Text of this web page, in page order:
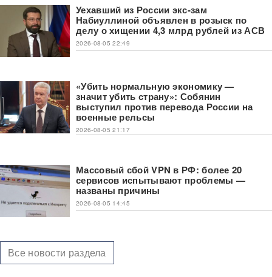
Уехавший из России экс-зам
Набиуллиной объявлен в розыск по
делу о хищении 4,3 млрд рублей из АСВ
2026-08-05 22:49
«Убить нормальную экономику —
значит убить страну»: Собянин
выступил против перевода России на
военные рельсы
2026-08-05 21:17
Массовый сбой VPN в РФ: более 20
сервисов испытывают проблемы —
названы причины
2026-08-05 14:45
Все новости раздела